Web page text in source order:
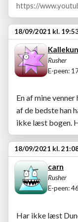
https://
18/09/2021 kl.
Kallekun
Rusher
E-peen:
En af mine
af de bedste han
ikke læst bogen.
18/09/2021 kl.
carn
Rusher
E-peen: 46
Har ikke læst